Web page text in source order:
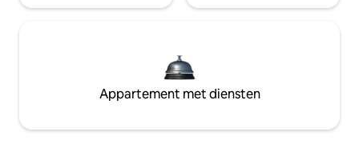
Appartement met diensten